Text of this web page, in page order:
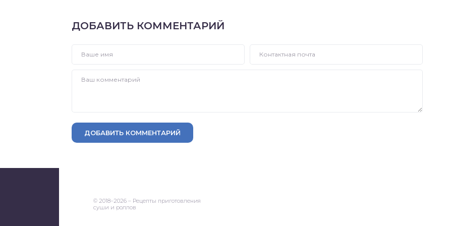
ДОБАВИТЬ КОММЕНТАРИЙ
ДОБАВИТЬ КОММЕНТАРИЙ
© 2018–2026 – Рецепты приготовления
суши и роллов